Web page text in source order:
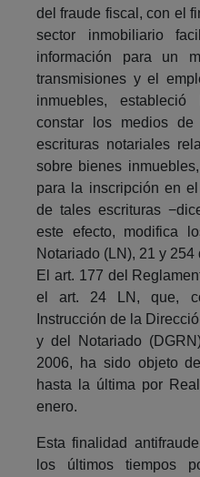
del fraude fiscal, con el
sector inmobiliario
información para un
transmisiones y el
inmuebles,
constar los medios
escrituras notariales
sobre bienes
para la inscripción en
de tales escrituras
este efecto, modifica
Notariado (LN), 21 y
El art. 177 del
el art. 24 LN, que,
Instrucción de la
y del Notariado
2006, ha sido objeto
hasta la última por
enero.
Esta finalidad
los últimos tiempos